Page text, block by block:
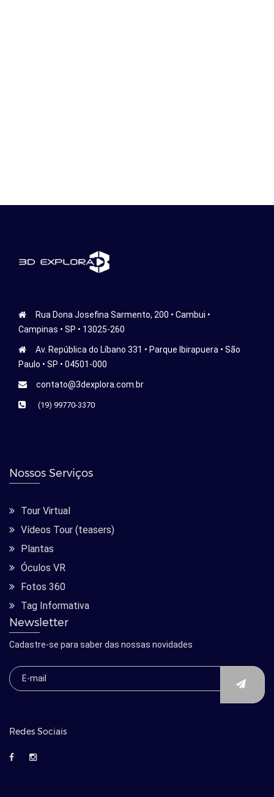
Rua Dona Josefina Sarmento, 200 • Cambui •
Campinas • SP • 13025-260
Av. República do Líbano 331 • Parque Ibirapuera • São
Paulo • SP • 04501-000
contato@3dexplora.com.br
(19) 99770-3370
Nossos Serviços
Tour Virtual
Vídeos Tour (teasers)
Plantas
Óculos VR
Fotos 360
Tag Informativa
Newsletter
Cadastre-se para saber das nossas novidades
Redes Sociais